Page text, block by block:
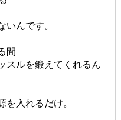
いんです。
間
スルを鍛えてくれるん
を入れるだけ。